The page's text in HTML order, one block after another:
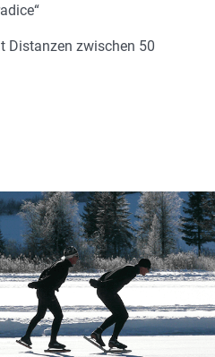
Distanzen zwischen 50